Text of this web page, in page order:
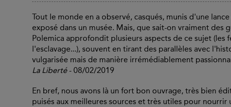
Tout le monde en a observé, casqués, munis d'une
exposé dans un musée. Mais, que sait-on vraiment
Polemica approfondit plusieurs aspects de ce sujet (les
l'esclavage...), souvent en tirant des parallèles avec
vulgarisée mais de manière irrémédiablement
La Liberté- 08/02/2019
En bref, nous avons là un fort bon ouvrage, très bien
puisés aux meilleures sources et très utiles pour nourrir